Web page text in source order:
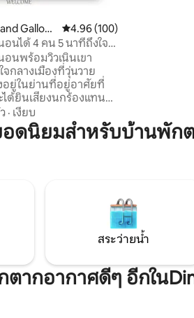
Gallow
คะแนนเฉลี่ย 4.96 จาก 5, 100
4.96 (100)
อนได้ 4 คน 5 นาทีถึงใจ
นพร้อมวิวเนินเขา
กลางเมืองที่วุ่นวาย
อยู่ในย่านที่อยู่อาศัยที่
ด้ยินเสียงนกร้องแทน
หรับรถ 4 คัน Wi-Fi และ
ดภัยขนาด 46 ตร.ม. ชั้น
ปกรณ์ครบครันพร้อม
องมีม่านบังแสง
ช็ดตัว
· เงียบ
ดนิยมสำหรับบ้านพักต
สระว่ายน้ำ
ากอากาศดีๆ อีกใน